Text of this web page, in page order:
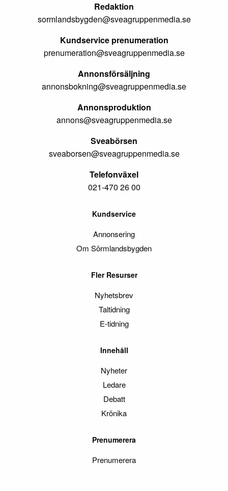
Redaktion
sormlandsbygden@sveagruppenmedia.se
Kundservice prenumeration
prenumeration@sveagruppenmedia.se
Annonsförsäljning
annonsbokning@sveagruppenmedia.se
Annonsproduktion
annons@sveagruppenmedia.se
Sveabörsen
sveaborsen@sveagruppenmedia.se
Telefonväxel
021-470 26 00
Kundservice
Annonsering
Om Sörmlandsbygden
Fler Resurser
Nyhetsbrev
Taltidning
E-tidning
Innehåll
Nyheter
Ledare
Debatt
Krönika
Prenumerera
Prenumerera